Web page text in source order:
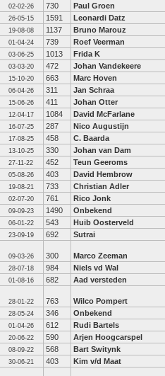
02-02-26 730 Paul Groen
26-05-15 1591 Leonardi Datz
19-08-08 1137 Bruno Marouz
01-04-24 739 Roef Veerman
03-06-25 1013 Frida K
03-03-20 472 Johan Vandekeere
15-10-20 663 Marc Hoven
06-04-26 311 Jan Schraa
15-06-26 411 Johan Otter
12-04-17 1084 David McFarlane
16-07-25 287 Nico Augustijn
17-08-25 458 C. Baarda
13-10-25 330 Johan van Dam
27-11-22 452 Teun Geeroms
05-08-26 403 David Hembrow
19-08-21 733 Christian Adler
02-07-20 761 Rico Jonk
09-09-23 1490
Onbekend
06-01-22 543 Huib Oosterveld
23-09-19 692 Sutrai
09-03-26 300 Marco Zeeman
28-07-18 984 Niels vd Wal
01-08-16 682 Aad versteden
28-01-22 763 Wilco Pompert
28-05-24 346
Onbekend
01-04-26 612 Rudi Bartels
20-06-22 590 Arjen Hoogcarspel
08-09-22 568 Bart Switynk
30-06-21 403 Kim v/d Maat